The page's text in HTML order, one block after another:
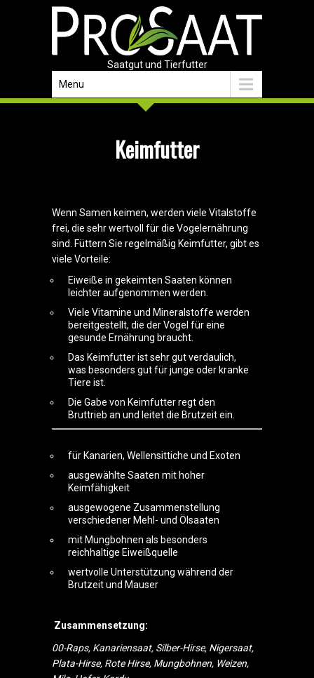
Saatgut und Tierfutter
Menu
Keimfutter
Wenn Samen keimen, werden viele Vitalstoffe
frei, die sehr wertvoll für die Vogelernährung
sind. Füttern Sie regelmäßig Keimfutter, gibt es
viele Vorteile:
Eiweiße in gekeimten Saaten können
leichter aufgenommen werden.
Viele Vitamine und Mineralstoffe werden
bereitgestellt, die der Vogel für eine
gesunde Ernährung braucht.
Das Keimfutter ist sehr gut verdaulich,
was besonders gut für junge oder kranke
Tiere ist.
Die Gabe von Keimfutter regt den
Bruttrieb an und leitet die Brutzeit ein.
für Kanarien, Wellensittiche und Exoten
ausgewählte Saaten mit hoher
Keimfähigkeit
ausgewogene Zusammenstellung
verschiedener Mehl- und Ölsaaten
mit Mungbohnen als besonders
reichhaltige Eiweißquelle
wertvolle Unterstützung während der
Brutzeit und Mauser
Zusammensetzung:
00-Raps, Kanariensaat, Silber-Hirse, Nigersaat,
Plata-Hirse, Rote Hirse, Mungbohnen, Weizen,